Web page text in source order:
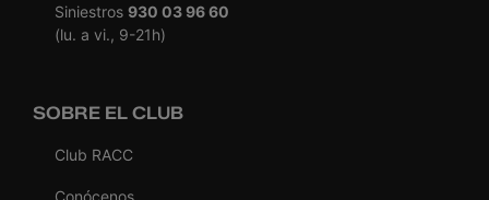
Siniestros 930 03 96 60
(lu. a vi., 9-21h)
SOBRE EL CLUB
Club RACC